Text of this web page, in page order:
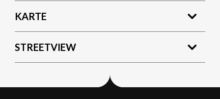
KARTE
STREETVIEW